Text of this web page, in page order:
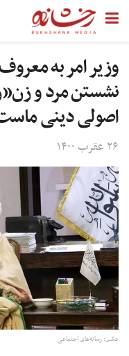
وزیر امر به
نشستن مرد و
اصولی دینی
۲۶ عقرب ۱۴۰۰
عکس: رسانه‌های اجتماعی